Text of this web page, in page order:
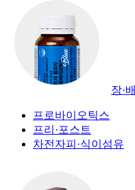
장·
프로바이오틱스
프리·포스트
차전자피·식이섬유